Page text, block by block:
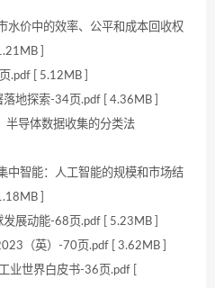
价中的效率、公平和成本回收权
]
.pdf [ 5.12MB ]
地探索-34页.pdf [ 4.36MB ]
导体数据收集的分类法
智能：人工智能的规模和市场结
]
展动能-68页.pdf [ 5.23MB ]
（英）-70页.pdf [ 3.62MB ]
世界白皮书-36页.pdf [